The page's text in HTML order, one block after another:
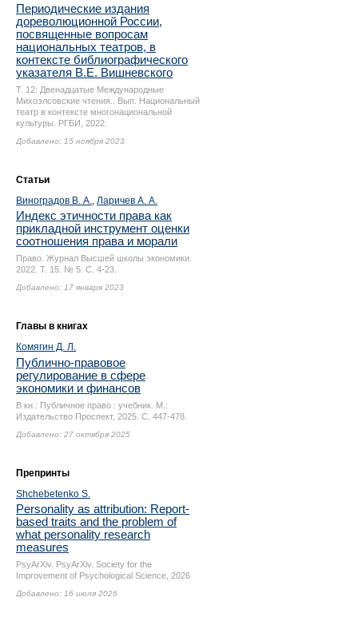
Периодические издания
дореволюционной России,
посвященные вопросам
национальных театров, в
контексте библиографического
указателя В.Е. Вишневского
Т. 12: Двенадцатые Международные
Михоэлсовские чтения.. Вып. Национальный
театр в контексте многонациональной
культуры. РГБИ, 2022.
Добавлено: 15 ноября 2023
Статьи
Виноградов В. А.
Ларичев А. А.
Индекс этичности права как
прикладной инструмент оценки
соотношения права и морали
Право. Журнал Высшей школы экономики.
2022. Т. 15. № 5. С. 4-23.
Добавлено: 17 января 2023
Главы в книгах
Комягин Д. Л.
Публично-правовое
регулирование в сфере
экономики и финансов
В кн.: Публичное право : учебник. М.:
Издательство Проспект, 2025. С. 447-478.
Добавлено: 27 октября 2025
Препринты
Shchebetenko S.
Personality as attribution: Report-
based traits and the problem of
what personality research
measures
PsyArXiv. PsyArXiv. Society for the
Improvement of Psychological Science, 2026
Добавлено: 16 июля 2026